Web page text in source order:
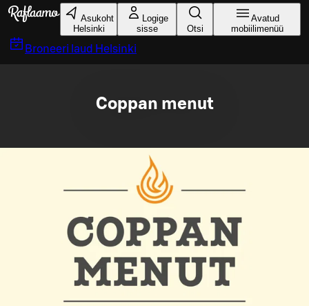
Liigu peamise sisu juurde
Asukoht
Helsinki
Logige
sisse
Otsi
Avatud
mobiilimenüü
Broneeri laud Helsinki
Coppan menut